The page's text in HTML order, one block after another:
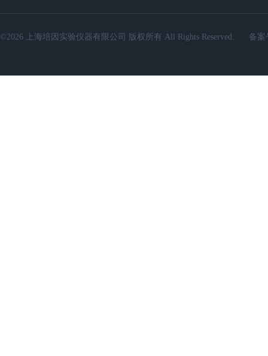
©2026 上海培因实验仪器有限公司 版权所有 All Rights Reserved. 备案